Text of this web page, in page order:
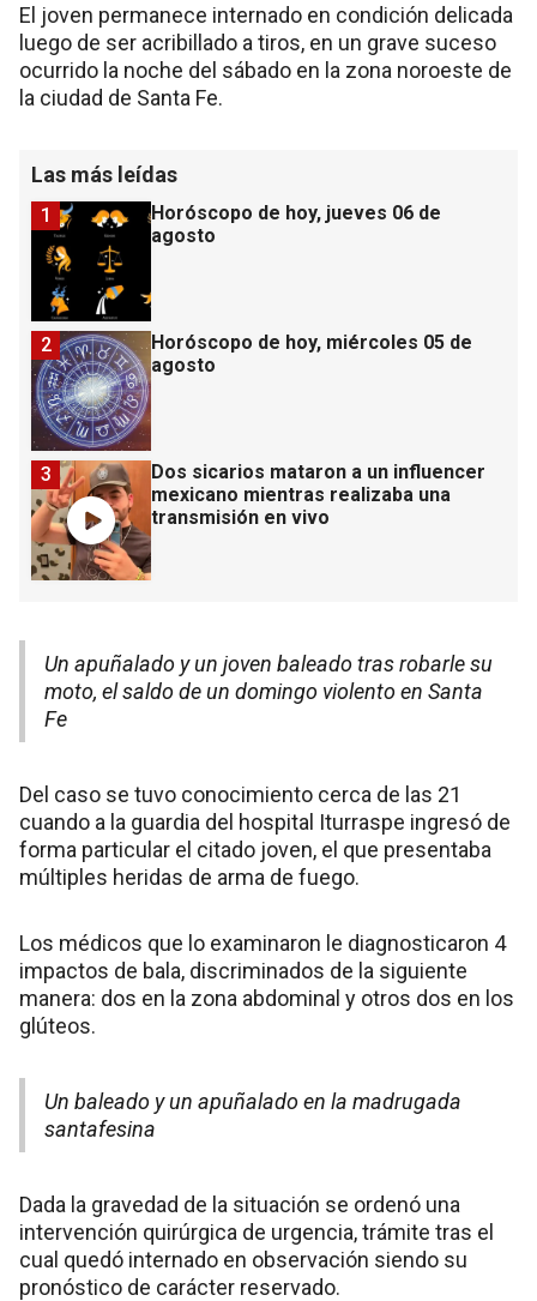
El joven permanece internado en condición delicada
luego de ser acribillado a tiros, en un grave suceso
ocurrido la noche del sábado en la zona noroeste de
la ciudad de Santa Fe.
Las más leídas
Horóscopo de hoy, jueves 06 de
agosto
1
Horóscopo de hoy, miércoles 05 de
agosto
2
Dos sicarios mataron a un influencer
mexicano mientras realizaba una
transmisión en vivo
3
Un apuñalado y un joven baleado tras robarle su
moto, el saldo de un domingo violento en Santa
Fe
Del caso se tuvo conocimiento cerca de las 21
cuando a la guardia del hospital Iturraspe ingresó de
forma particular el citado joven, el que presentaba
múltiples heridas de arma de fuego.
Los médicos que lo examinaron le diagnosticaron 4
impactos de bala, discriminados de la siguiente
manera: dos en la zona abdominal y otros dos en los
glúteos.
Un baleado y un apuñalado en la madrugada
santafesina
Dada la gravedad de la situación se ordenó una
intervención quirúrgica de urgencia, trámite tras el
cual quedó internado en observación siendo su
pronóstico de carácter reservado.